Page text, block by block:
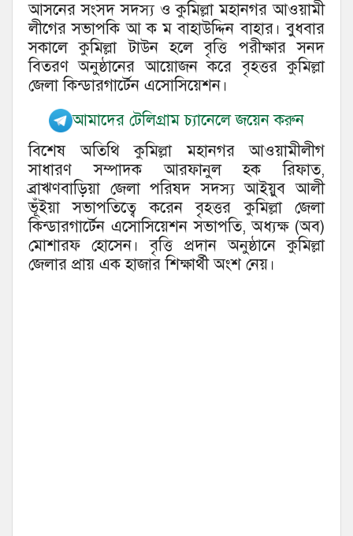
আসনের সংসদ সদস্য ও কুমিল্লা মহানগর আওয়ামী
লীগের সভাপকি আ ক ম বাহাউদ্দিন বাহার। বুধবার
সকালে কুমিল্লা টাউন হলে বৃত্তি পরীক্ষার সনদ
বিতরণ অনুষ্ঠানের আয়োজন করে বৃহত্তর কুমিল্লা
জেলা কিন্ডারগার্টেন এসোসিয়েশন।
আমাদের টেলিগ্রাম চ্যানেলে জয়েন করুন
বিশেষ অতিথি কুমিল্লা মহানগর আওয়ামীলীগ
সাধারণ সম্পাদক আরফানুল হক রিফাত,
ব্রাঋণবাড়িয়া জেলা পরিষদ সদস্য আইয়ুব আলী
ভূঁইয়া সভাপতিত্বে করেন বৃহত্তর কুমিল্লা জেলা
কিন্ডারগার্টেন এসোসিয়েশন সভাপতি, অধ্যক্ষ (অব)
মোশারফ হোসেন। বৃত্তি প্রদান অনুষ্ঠানে কুমিল্লা
জেলার প্রায় এক হাজার শিক্ষার্থী অংশ নেয়।